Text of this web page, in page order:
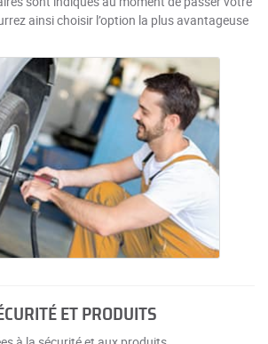
ainsi choisir l’option la plus avantageuse
ET PRODUITS